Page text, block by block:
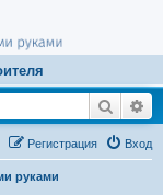
Поиск
Вход
Регистрация
руками